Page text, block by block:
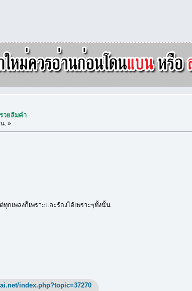
วยลืมคำ
. »
กเพลงก็เพราะและร้องได้เพราะๆทั้งนั้น
index.php?topic=37270